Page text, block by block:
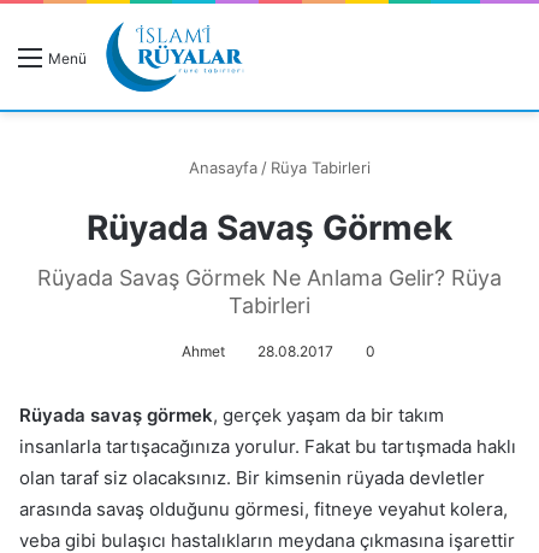
Menü
Anasayfa / Rüya Tabirleri
Rüyada Savaş Görmek
Rüyada Savaş Görmek Ne Anlama Gelir? Rüya
Tabirleri
Ahmet 28.08.2017 0
Rüyada savaş görmek, gerçek yaşam da bir takım
insanlarla tartışacağınıza yorulur. Fakat bu tartışmada haklı
olan taraf siz olacaksınız. Bir kimsenin rüyada devletler
arasında savaş olduğunu görmesi, fitneye veyahut kolera,
veba gibi bulaşıcı hastalıkların meydana çıkmasına işarettir
Rüyanızı Arayın